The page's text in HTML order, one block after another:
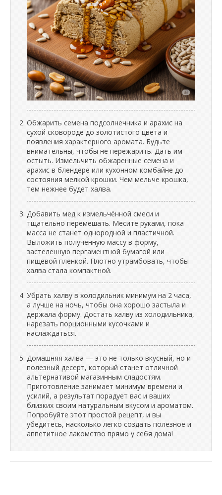
Обжарить семена подсолнечника и арахис на
сухой сковороде до золотистого цвета и
появления характерного аромата. Будьте
внимательны, чтобы не пережарить. Дать им
остыть. Измельчить обжаренные семена и
арахис в блендере или кухонном комбайне до
состояния мелкой крошки. Чем мельче крошка,
тем нежнее будет халва.
Добавить мед к измельчённой смеси и
тщательно перемешать. Месите руками, пока
масса не станет однородной и пластичной.
Выложить полученную массу в форму,
застеленную пергаментной бумагой или
пищевой пленкой. Плотно утрамбовать, чтобы
халва стала компактной.
Убрать халву в холодильник минимум на 2 часа,
а лучше на ночь, чтобы она хорошо застыла и
держала форму. Достать халву из холодильника,
нарезать порционными кусочками и
наслаждаться.
Домашняя халва — это не только вкусный, но и
полезный десерт, который станет отличной
альтернативой магазинным сладостям.
Приготовление занимает минимум времени и
усилий, а результат порадует вас и ваших
близких своим натуральным вкусом и ароматом.
Попробуйте этот простой рецепт, и вы
убедитесь, насколько легко создать полезное и
аппетитное лакомство прямо у себя дома!